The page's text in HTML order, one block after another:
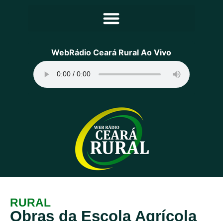
Principal
Programação
Equipe
Contato
Sobre
WebRádio Ceará Rural Ao Vivo
RURAL
Obras da Escola Agrícola